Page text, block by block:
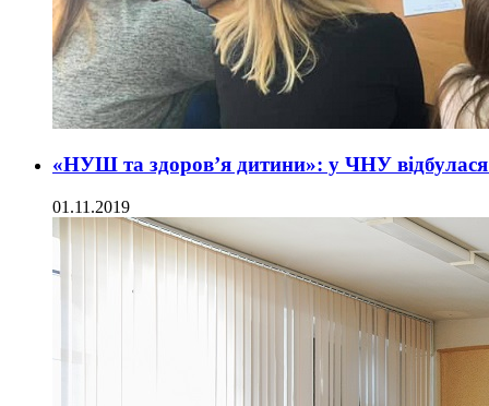
«НУШ та здоров’я дитини»: у ЧНУ
01.11.2019